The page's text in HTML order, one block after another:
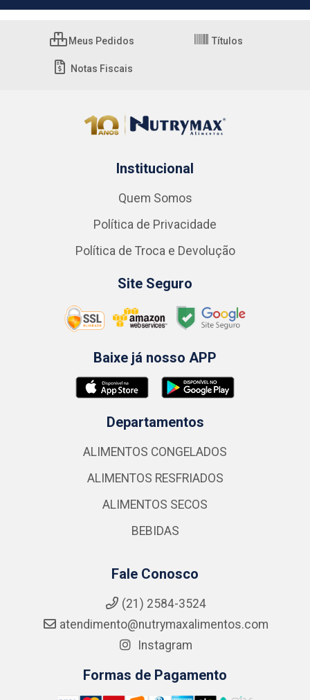
Meus Pedidos Títulos
Notas Fiscais
Institucional
Quem Somos
Política de Privacidade
Política de Troca e Devolução
Site Seguro
Baixe já nosso APP
Departamentos
ALIMENTOS CONGELADOS
ALIMENTOS RESFRIADOS
ALIMENTOS SECOS
BEBIDAS
Fale Conosco
(21) 2584-3524
atendimento@nutrymaxalimentos.com
Instagram
Formas de Pagamento